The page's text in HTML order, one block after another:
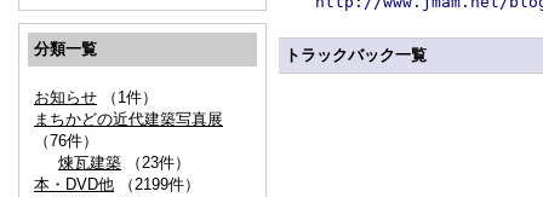
分類一覧
お知らせ （1件）
まちかどの近代建築写真展
（76件）
煉瓦建築 （23件）
本・DVD他 （2199件）
トラックバック一覧